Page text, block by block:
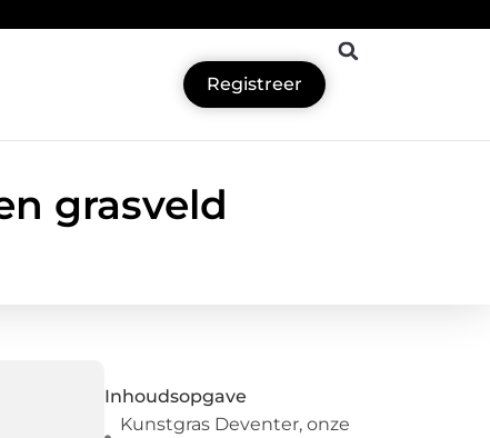
Registreer
grasveld
Inhoudsopgave
Kunstgras Deventer, onze